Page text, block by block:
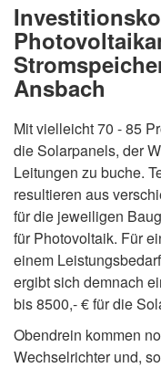
Ansbach
Mit vielleicht 70 - 85
die Solarpanels, der
Leitungen zu buche.
resultieren aus
für die jeweiligen
für Photovoltaik. Für
einem
ergibt sich demnach
bis 8500,- € für die
Obendrein kommen
Wechselrichter und,